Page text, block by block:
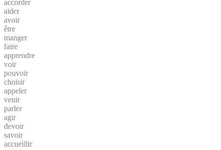
accorder
aider
avoir
être
manger
faire
apprendre
voir
pouvoir
choisir
appeler
venir
parler
agir
devoir
savoir
accueillir